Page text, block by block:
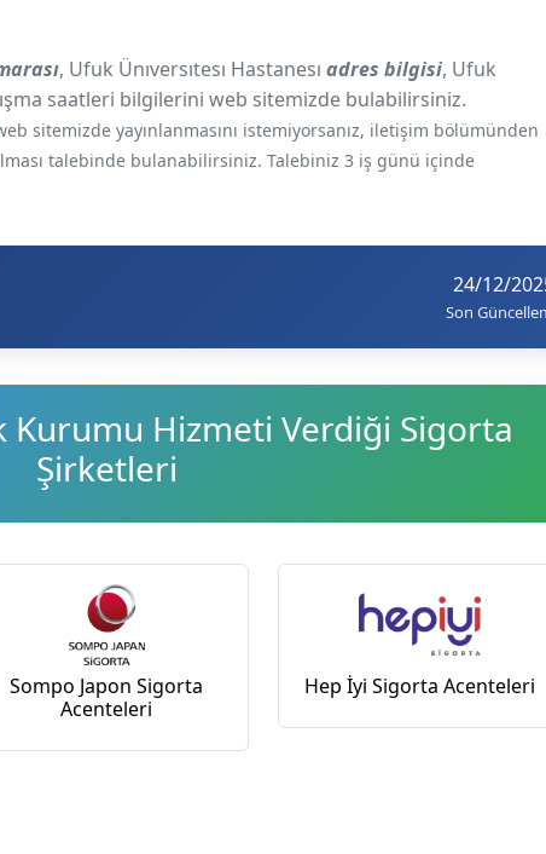
, Ufuk Ünıversıtesı Hastanesı adres bilgisi, Ufuk
saatleri bilgilerini web sitemizde bulabilirsiniz.
sitemizde yayınlanmasını istemiyorsanız, iletişim bölümünden
talebinde bulanabilirsiniz. Talebiniz 3 iş günü içinde
24/12/
Son
Kurumu Hizmeti Verdiği Sigorta
Şirketleri
Sompo Japon Sigorta
Acenteleri
Hep İyi Sigorta Acenteleri